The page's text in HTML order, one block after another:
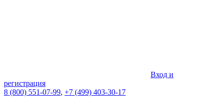
Вход и
регистрация
8 (800) 551-07-99, +7 (499) 403-30-17